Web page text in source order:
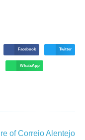
Facebook Twitter
WhatsApp